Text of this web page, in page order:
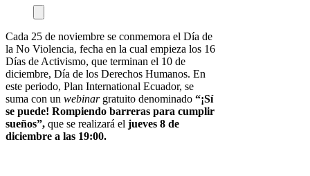
Cada 25 de noviembre se conmemora el Día de
la No Violencia, fecha en la cual empieza los 16
Días de Activismo, que terminan el 10 de
diciembre, Día de los Derechos Humanos. En
este periodo, Plan International Ecuador, se
suma con un webinar gratuito denominado “¡Sí
se puede! Rompiendo barreras para cumplir
sueños”, que se realizará el jueves 8 de
diciembre a las 19:00.